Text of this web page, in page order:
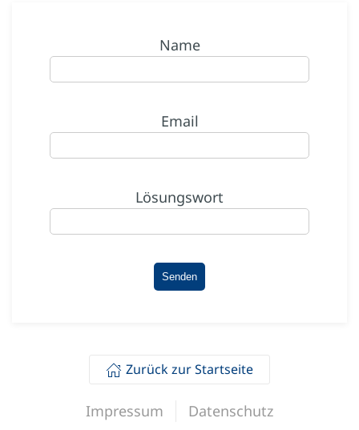
Name
Email
Lösungswort
Zurück zur Startseite
Impressum Datenschutz